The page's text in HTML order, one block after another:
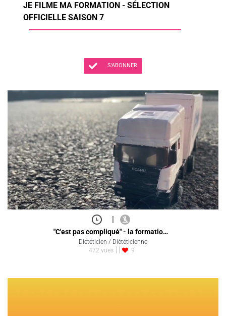
JE FILME MA FORMATION - SÉLECTION
OFFICIELLE SAISON 7
S'ABONNER
|
"C'est pas compliqué" - la formatio…
Diététicien / Diététicienne
472 vues
9